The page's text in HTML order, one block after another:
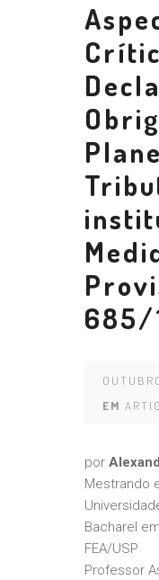
685/
EM
por
Mestrando
Bacharel
FEA/USP
Professor